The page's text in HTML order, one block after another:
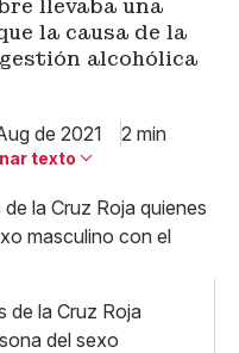
llevaba una
la causa de la
alcohólica
de 2021 2 min
texto
de la Cruz Roja
del sexo